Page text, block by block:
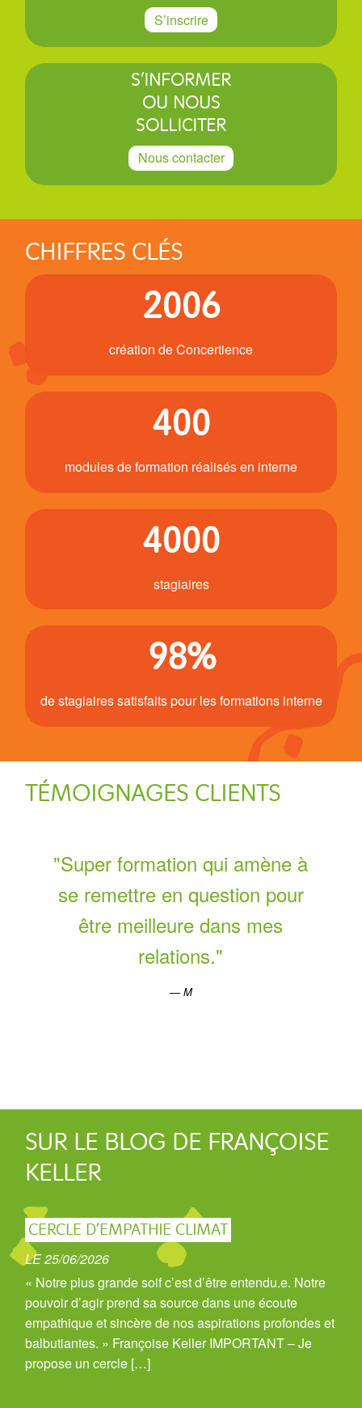
S’inscrire
S’INFORMER
OU NOUS
SOLLICITER
Nous contacter
CHIFFRES CLÉS
2006
création de Concertience
400
modules de formation réalisés en interne
4000
stagiaires
98%
de stagiaires satisfaits pour les formations interne
TÉMOIGNAGES CLIENTS
Super formation qui amène à
se remettre en question pour
être meilleure dans mes
relations.
M
SUR LE BLOG DE FRANÇOISE
KELLER
CERCLE D’EMPATHIE CLIMAT
LE 25/06/2026
« Notre plus grande soif c’est d’être entendu.e. Notre
pouvoir d’agir prend sa source dans une écoute
empathique et sincère de nos aspirations profondes et
balbutiantes. » Françoise Keller IMPORTANT – Je
propose un cercle […]